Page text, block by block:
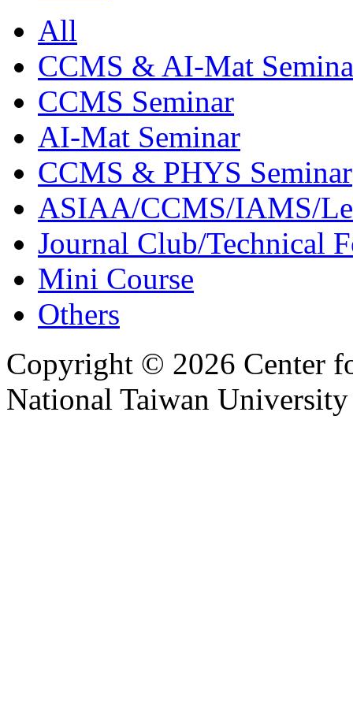
All
CCMS & AI-Mat
CCMS Seminar
AI-Mat Seminar
CCMS & PHYS Seminar
ASIAA/CCMS/IAMS/
Journal Club/Technical
Mini Course
Others
Copyright © 2026 Center
National Taiwan University